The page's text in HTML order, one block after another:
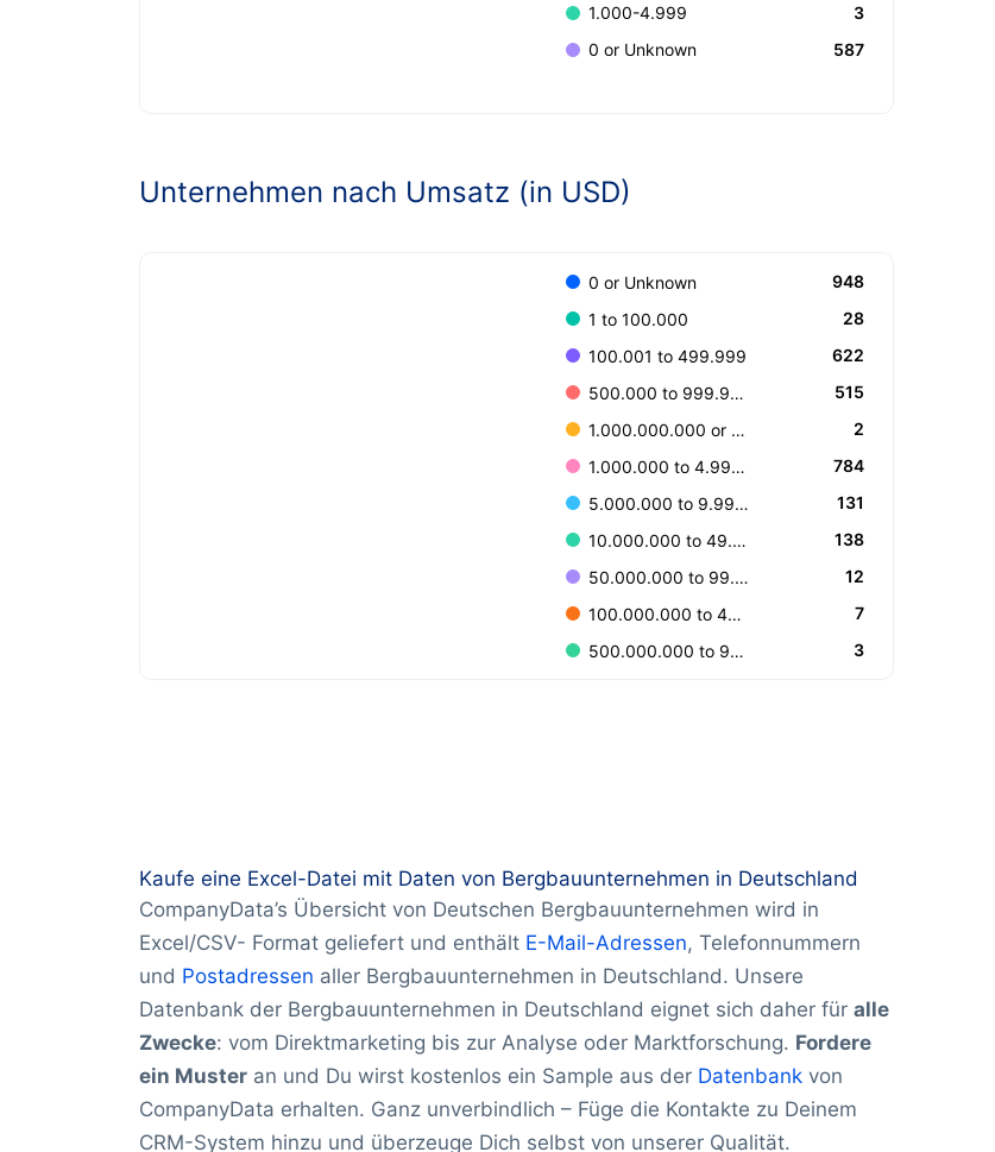
1.000-4.999
3
0 or Unknown
587
Unternehmen nach Umsatz (in USD)
0 or Unknown
948
1 to 100.000
28
100.001 to 499.999
622
500.000 to 999.999
515
1.000.000.000 or more
2
1.000.000 to 4.999.999
784
5.000.000 to 9.999.999
131
10.000.000 to 49.999.999
138
50.000.000 to 99.999.999
12
100.000.000 to 499.999.999
7
500.000.000 to 999.999.999
3
Kaufe eine Excel-Datei mit Daten von Bergbauunternehmen in Deutschland
CompanyData’s Übersicht von Deutschen Bergbauunternehmen wird in
Excel/CSV- Format geliefert und enthält E-Mail-Adressen, Telefonnummern
und Postadressen aller Bergbauunternehmen in Deutschland. Unsere
Datenbank der Bergbauunternehmen in Deutschland eignet sich daher für alle
Zwecke: vom Direktmarketing bis zur Analyse oder Marktforschung. Fordere
ein Muster an und Du wirst kostenlos ein Sample aus der Datenbank von
CompanyData erhalten. Ganz unverbindlich – Füge die Kontakte zu Deinem
CRM-System hinzu und überzeuge Dich selbst von unserer Qualität.